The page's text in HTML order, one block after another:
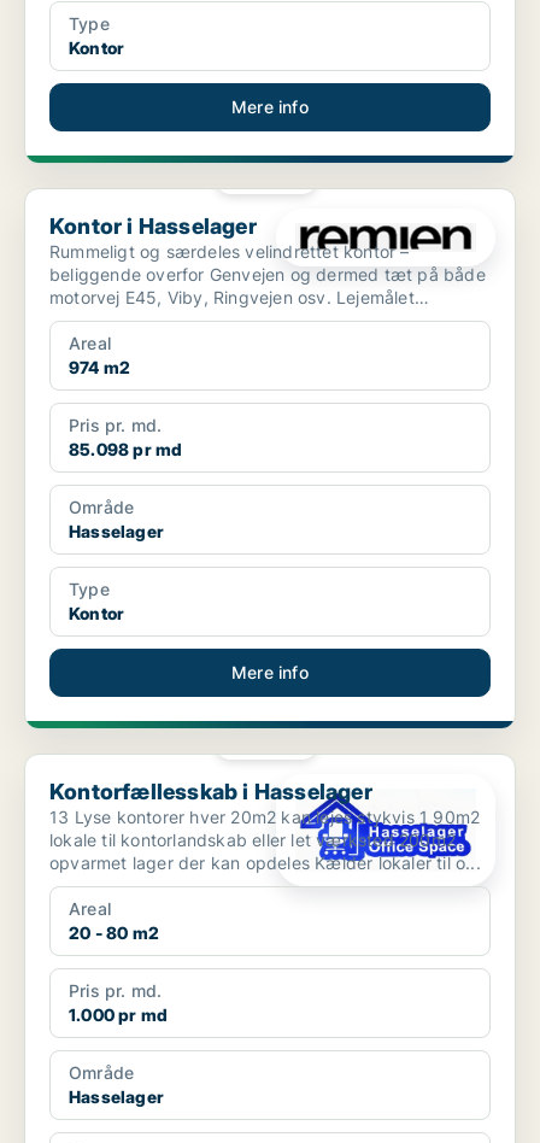
Type
Kontor
Mere info
Kontor i Hasselager
Kontor i Hasselager
Rummeligt og særdeles velindrettet kontor –
beliggende overfor Genvejen og dermed tæt på både
motorvej E45, Viby, Ringvejen osv. Lejemålet
indeholder bl.a...
Areal
974 m2
Pris pr. md.
85.098 pr md
Område
Hasselager
Type
Kontor
Mere info
Kontorfællesskab i Hasselager
Kontorfællesskab i Hasselager
13 Lyse kontorer hver 20m2 kan lejes stykvis 1 90m2
lokale til kontorlandskab eller let værksted 200m2
opvarmet lager der kan opdeles Kælder lokaler til o...
Areal
20 - 80 m2
Pris pr. md.
1.000 pr md
Område
Hasselager